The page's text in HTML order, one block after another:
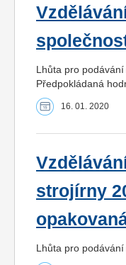
Lhůta pro
Předpokládaná
16. 01. 2020
strojírny
Lhůta pro